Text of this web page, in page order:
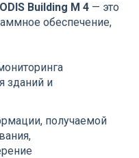
Building M 4 — это
обеспечение,
зданий и
получаемой